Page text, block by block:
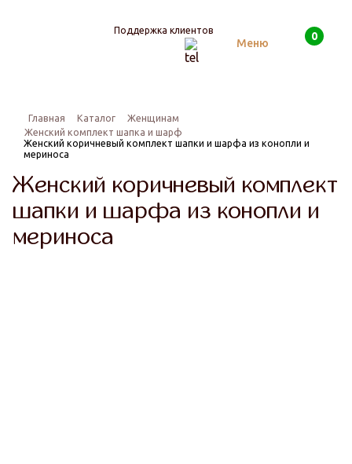
Поддержка клиентов
Меню
Поиск 0
Главная Каталог
Женщинам
Женский комплект шапка и шарф
Женский коричневый комплект шапки и шарфа из конопли и
мериноса
Женский коричневый комплект
шапки и шарфа из конопли и
мериноса